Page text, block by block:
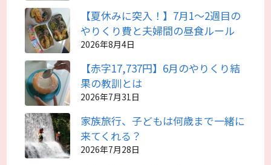
【夏休みに突入！】7月1～2週目の
やりくり費と夫婦間の昼食ルール
2026年8月4日
【赤字17,737円】6月のやりくり結
果の教訓とは
2026年7月31日
家族旅行、子どもは何歳まで一緒に
来てくれる？
2026年7月28日